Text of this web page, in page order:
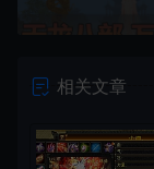
相关文章